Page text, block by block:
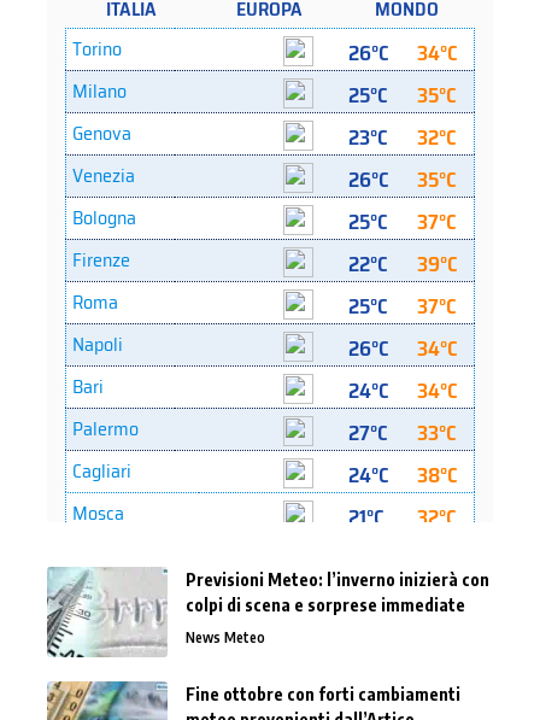
Previsioni Meteo: l’inverno inizierà con
colpi di scena e sorprese immediate
News Meteo
Fine ottobre con forti cambiamenti